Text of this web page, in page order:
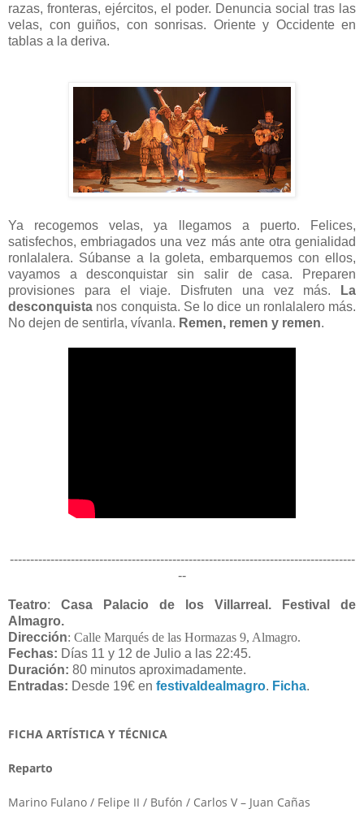
razas, fronteras, ejércitos, el poder. Denuncia social tras las
velas, con guiños, con sonrisas. Oriente y Occidente en
tablas a la deriva.
Ya recogemos velas, ya llegamos a puerto. Felices,
satisfechos, embriagados una vez más ante otra genialidad
ronlalalera. Súbanse a la goleta, embarquemos con ellos,
vayamos a desconquistar sin salir de casa. Preparen
provisiones para el viaje. Disfruten una vez más.
La
desconquista nos conquista. Se lo dice un ronlalalero más.
No dejen de sentirla, vívanla. Remen, remen y remen.
-------------------------------------------------------------------------------------
--
Teatro: Casa Palacio de los Villarreal .
Festival de
Almagro.
Dirección: Calle Marqués de las Hormazas 9, Almagro.
Fechas: Días 11 y 12 de Julio a las 22:45.
Duración: 80 minutos aproximadamente.
Entradas: Desde 19€ en festivaldealmagro. Ficha.
FICHA ARTÍSTICA Y TÉCNICA
Reparto
Marino Fulano / Felipe II / Bufón / Carlos V – Juan Cañas